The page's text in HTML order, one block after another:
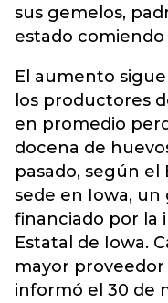
sus gemelos,
estado
El aumento
los productores
en promedio
docena de
pasado, según
sede en Iowa,
financiado por la
Estatal de Iowa.
mayor proveedor
informó el 30 de